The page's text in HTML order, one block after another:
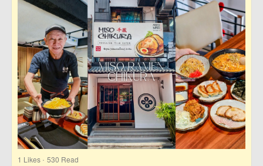
1 Likes · 530 Read